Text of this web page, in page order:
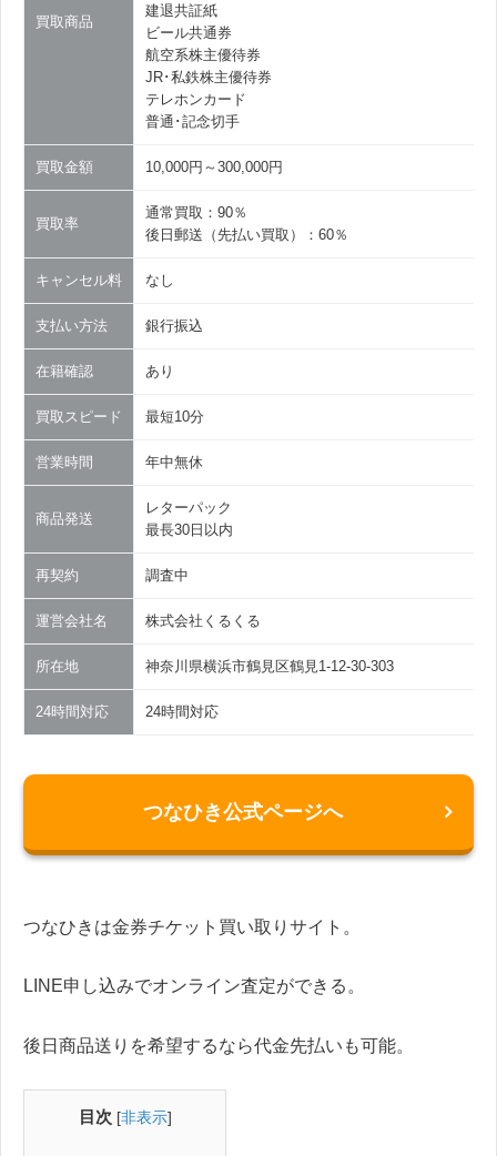
買取商品
建退共証紙
ビール共通券
航空系株主優待券
JR･私鉄株主優待券
テレホンカード
普通･記念切手
買取金額 10,000円～300,000円
買取率
通常買取：90％
後日郵送（先払い買取）：60％
キャンセル料 なし
支払い方法 銀行振込
在籍確認 あり
買取スピード 最短10分
営業時間 年中無休
商品発送
レターパック
最長30日以内
再契約 調査中
運営会社名 株式会社くるくる
所在地 神奈川県横浜市鶴見区鶴見1-12-30-303
24時間対応 24時間対応
つなひき公式ページへ
つなひきは金券チケット買い取りサイト。
LINE申し込みでオンライン査定ができる。
後日商品送りを希望するなら代金先払いも可能。
目次 [非表示]